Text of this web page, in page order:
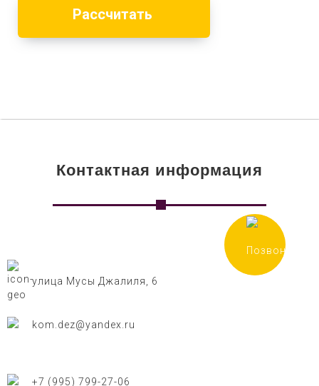
Контактная информация
улица Мусы Джалиля, 6
kom.dez@yandex.ru
+7 (995) 799-27-06